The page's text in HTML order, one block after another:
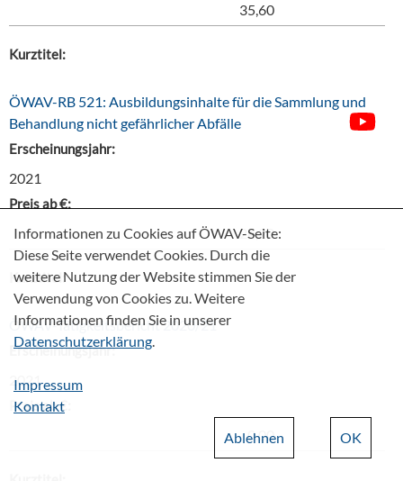
35,60
Kurztitel:
ÖWAV-RB 521: Ausbildungsinhalte für die Sammlung und
Behandlung nicht gefährlicher Abfälle
Erscheinungsjahr:
2021
Preis ab €:
24,20
Kurztitel:
ÖWAV-Tätigkeitsbericht 2020/21
Erscheinungsjahr:
2021
Preis ab €:
0,00
Informationen zu Cookies auf ÖWAV-Seite:
Diese Seite verwendet Cookies. Durch die
weitere Nutzung der Website stimmen Sie der
Verwendung von Cookies zu. Weitere
Informationen finden Sie in unserer
Datenschutzerklärung.
Impressum
Kontakt
OK
Ablehnen